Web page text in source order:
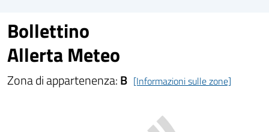
Bollettino
Allerta Meteo
Zona di appartenenza:B [Informazioni sulle zone]